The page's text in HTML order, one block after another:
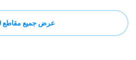
عرض جميع مقاطع 10